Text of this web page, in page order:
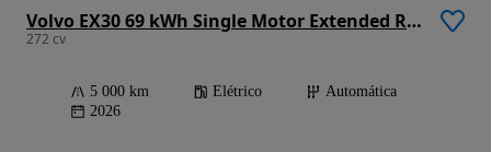
Volvo EX30 69 kWh Single Motor Extended Range Black Edition
272 cv
5 000 km Elétrico
Automática
2026